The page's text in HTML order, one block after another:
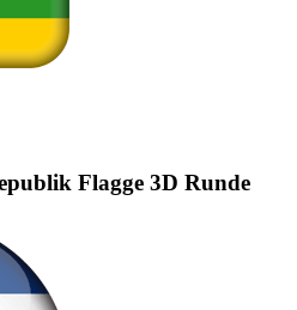
Flagge 3D Runde